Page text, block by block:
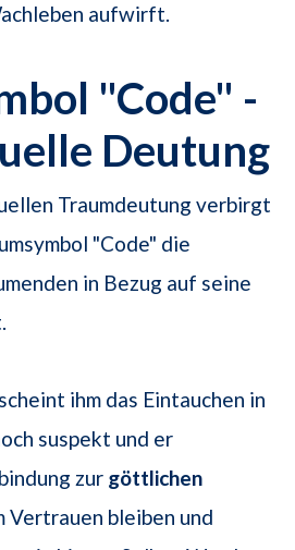
aufwirft.
"Code" -
Deutung
Traumdeutung verbirgt
"Code" die
in Bezug auf seine
ihm das Eintauchen in
suspekt und er
zur göttlichen
Vertrauen bleiben und